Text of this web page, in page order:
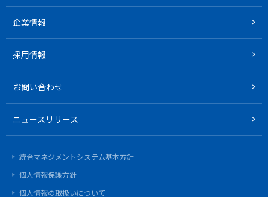
企業情報
採用情報
お問い合わせ
ニュースリリース
統合マネジメントシステム基本方針
個人情報保護方針
個人情報の取扱いについて